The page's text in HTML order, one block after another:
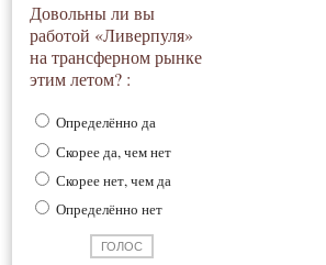
Довольны ли вы
работой «Ливерпуля»
на трансферном рынке
этим летом? :
Определённо да
Скорее да, чем нет
Скорее нет, чем да
Определённо нет